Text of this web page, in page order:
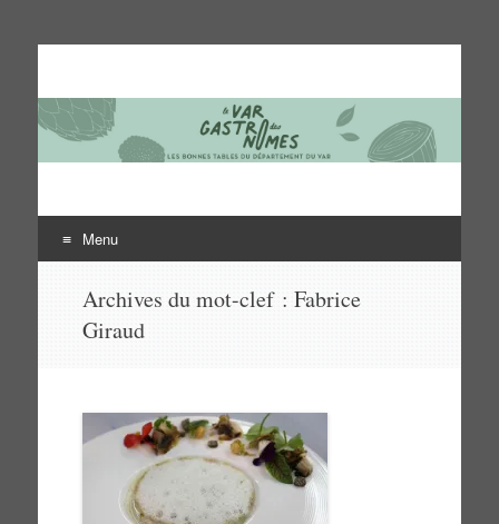
Le Var des gastronomes
Les bonnes tables du département du Var
Menu
contenu
Archives du mot-clef : Fabrice
Giraud